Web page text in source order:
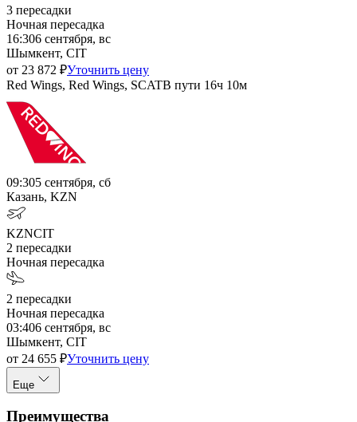
3 пересадки
Ночная пересадка
16:306 сентября, вс
Шымкент, CIT
от 23 872 ₽Уточнить цену
Red Wings, Red Wings, SCATВ пути 16ч 10м
09:305 сентября, сб
Казань, KZN
KZNCIT
2 пересадки
Ночная пересадка
2 пересадки
Ночная пересадка
03:406 сентября, вс
Шымкент, CIT
от 24 655 ₽Уточнить цену
Еще
Преимущества